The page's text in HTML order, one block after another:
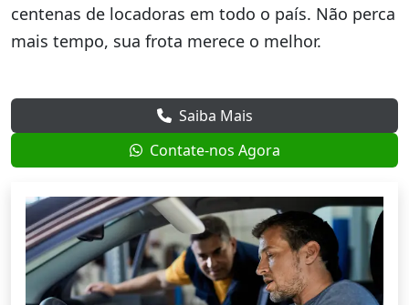
centenas de locadoras em todo o país. Não perca
mais tempo, sua frota merece o melhor.
Saiba Mais
Contate-nos Agora